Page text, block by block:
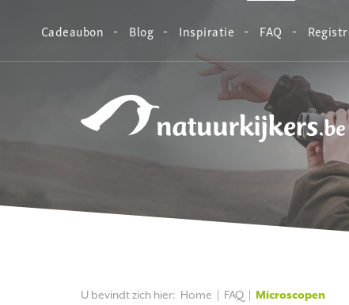
Cadeaubon Blog Inspiratie FAQ
U bevindt zich hier: Home FAQ Microscopen